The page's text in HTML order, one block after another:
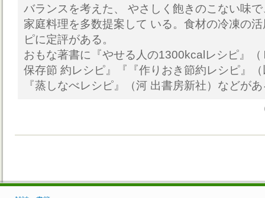
バランスを考えた、 やさしく飽きのこない味
家庭料理を多数提案して いる。食材の冷凍の
ピに定評がある。
おもな著書に『やせる人の1300kcalレシピ』
保存節 約レシピ』『『作りおき節約レシピ』
『蒸しなべレシピ』（河 出書房新社）などが